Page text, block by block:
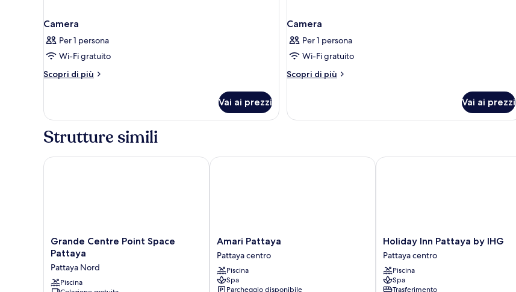
Camera
Per 1 persona
Wi-Fi gratuito
Scopri di più
Altri
Vai ai prezzi
Camera
Per 1 persona
Wi-Fi gratuito
Scopri di più
Altri
Vai ai prezzi
Strutture simili
Grande
Centre
Space
Pattaya
Grande Centre Point Space
Pattaya
Pattaya Nord
Piscina
Grande Centre Point Space Pattaya
Amari
Pattaya
Pattaya
centro
Amari Pattaya
Pattaya centro
Piscina
Spa
Parcheggio disponibile
Amari Pattaya
Holiday
Inn
Pattaya
by
IHG
Holiday Inn Pattaya by IHG
Pattaya centro
Piscina
Spa
Trasferimento
Holiday Inn Pattaya by IHG